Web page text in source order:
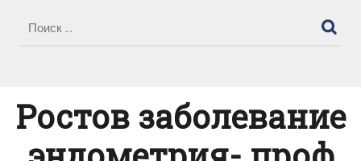
Ростов заболевание